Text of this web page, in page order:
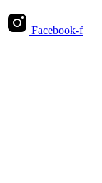
Facebook-f